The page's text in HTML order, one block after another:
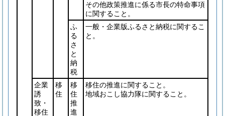
その他政策推進に係る市長の特命事項
に関すること。
ふ
る
さ
と
納
税
一般・企業版ふるさと納税に関するこ
と。
企業
誘
致・
移住
移
住
移
住
推
進
移住の推進に関すること。
地域おこし協力隊に関すること。